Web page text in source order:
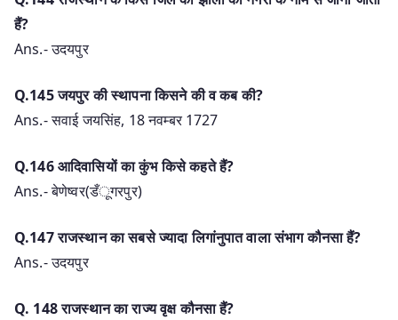
हैं?
Ans.- उदयपुर
Q.145 जयपुर की स्थापना किसने की व कब की?
Ans.- सवाई जयसिंह, 18 नवम्बर 1727
Q.146 आदिवासियों का कुंभ किसे कहते हैं?
Ans.- बेणेष्वर(डँूगरपुर)
Q.147 राजस्थान का सबसे ज्यादा लिगांनुपात वाला संभाग कौनसा हैं?
Ans.- उदयपुर
Q. 148 राजस्थान का राज्य वृक्ष कौनसा हैं?